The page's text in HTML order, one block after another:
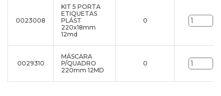
0023008
KIT 5 PORTA
ETIQUETAS
PLÁST
220x18mm
12md
0
0029310
MÁSCARA
P/QUADRO
220mm 12MD
0